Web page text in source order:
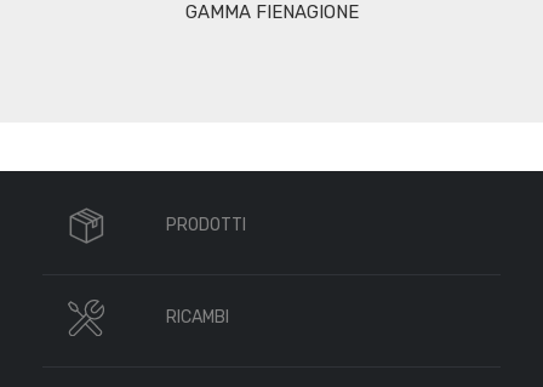
GAMMA FIENAGIONE
PRODOTTI
RICAMBI